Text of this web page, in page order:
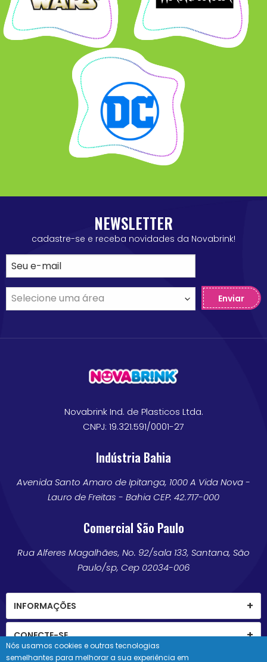
NEWSLETTER
cadastre-se e receba novidades da Novabrink!
Enviar
Novabrink Ind. de Plasticos Ltda.
CNPJ: 19.321.591/0001-27
Indústria Bahia
Avenida Santo Amaro de Ipitanga, 1000 A Vida Nova -
Lauro de Freitas - Bahia CEP: 42.717-000
Comercial São Paulo
Rua Alferes Magalhães, No. 92/sala 133, Santana, São
Paulo/sp, Cep 02034-006
INFORMAÇÕES
CONECTE-SE
Nós usamos cookies e outras tecnologias
semelhantes para melhorar a sua experiência em